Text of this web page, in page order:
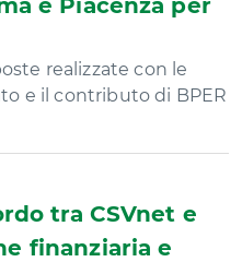
e Piacenza per
realizzate con le
e il contributo di BPER
tra CSVnet e
finanziaria e